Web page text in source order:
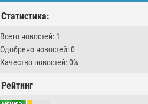
Статистика:
Всего новостей: 1
Одобрено новостей: 0
Качество новостей: 0%
Рейтинг